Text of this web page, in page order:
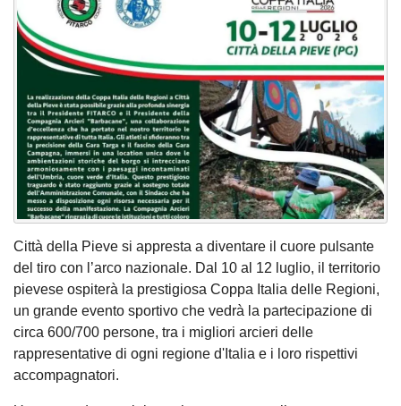
Città della Pieve si appresta a diventare il cuore pulsante
del tiro con l’arco nazionale. Dal 10 al 12 luglio, il territorio
pievese ospiterà la prestigiosa Coppa Italia delle Regioni,
un grande evento sportivo che vedrà la partecipazione di
circa 600/700 persone, tra i migliori arcieri delle
rappresentative di ogni regione d'Italia e i loro rispettivi
accompagnatori.